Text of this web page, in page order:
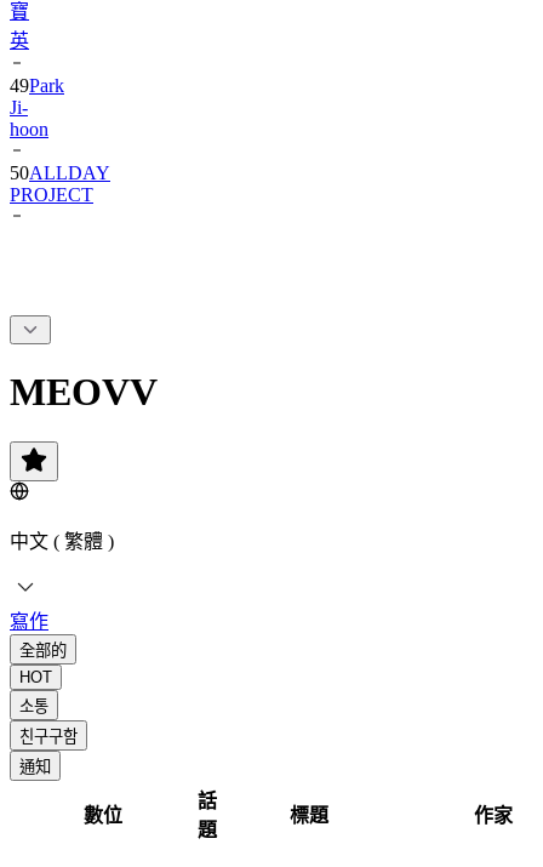
寶
英
49Park
Ji-
hoon
50ALLDAY
PROJECT
MEOVV
中文 ( 繁體 )
寫作
全部的
HOT
소통
친구구함
通知
數位
話
題
標題 作家